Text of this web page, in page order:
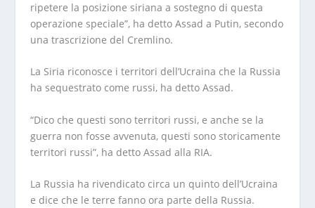
ripetere la posizione siriana a sostegno di questa
operazione speciale”, ha detto Assad a Putin, secondo
una trascrizione del Cremlino.
La Siria riconosce i territori dell’Ucraina che la Russia
ha sequestrato come russi, ha detto Assad.
“Dico che questi sono territori russi, e anche se la
guerra non fosse avvenuta, questi sono storicamente
territori russi”, ha detto Assad alla RIA.
La Russia ha rivendicato circa un quinto dell’Ucraina
e dice che le terre fanno ora parte della Russia.